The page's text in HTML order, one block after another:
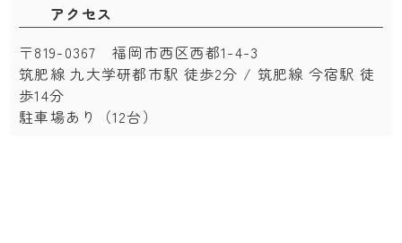
アクセス
〒819-0367 福岡市西区西都1-4-3
筑肥線 九大学研都市駅 徒歩2分 / 筑肥線 今宿駅 徒
歩14分
駐車場あり（12台）